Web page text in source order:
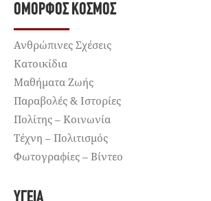
ΌΜΟΡΦΟΣ ΚΌΣΜΟΣ
Ανθρώπινες Σχέσεις
Κατοικίδια
Μαθήματα Ζωής
Παραβολές & Ιστορίες
Πολίτης – Κοινωνία
Τέχνη – Πολιτισμός
Φωτογραφίες – Βίντεο